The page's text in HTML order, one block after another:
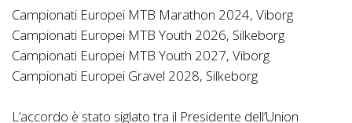
Campionati Europei MTB Marathon 2024, Viborg
Campionati Europei MTB Youth 2026, Silkeborg
Campionati Europei MTB Youth 2027, Viborg
Campionati Europei Gravel 2028, Silkeborg
L’accordo è stato siglato tra il Presidente dell’Union